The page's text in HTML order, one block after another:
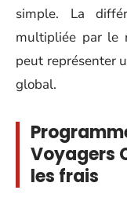
simple. La
multipliée par le
peut représenter
global.
Voyagers
les frais